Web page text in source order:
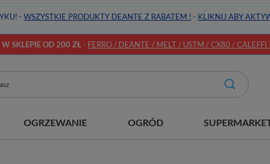
- WSZYSTKIE PRODUKTY DEANTE Z RABATEM ! - KLIKNIJ ABY
SKLEPIE OD 200 ZŁ- FERRO / DEANTE / MELT / USTM / CX80 / CALEFFI
OGRZEWANIE OGRÓD